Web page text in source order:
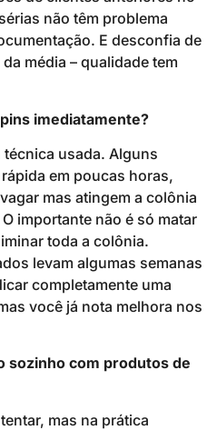
não têm problema
E desconfia de
média – qualidade tem
imediatamente?
usada. Alguns
em poucas horas,
mas atingem a colônia
importante não é só matar
toda a colônia.
levam algumas semanas
completamente uma
você já nota melhora nos
sozinho com produtos de
mas na prática